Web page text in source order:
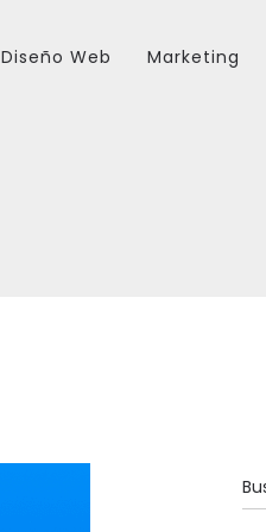
Diseño Web Marketing